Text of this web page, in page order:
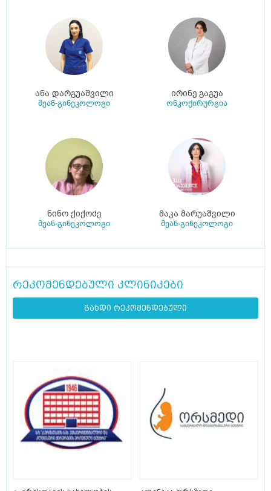
ანა დარგუაშვილი
მეან-გინეკოლოგი
ირინე გაგუა
ონკოქირურგია
ნინო ქიქოძე
მეან-გინეკოლოგი
მაკა მარუაშვილი
მეან-გინეკოლოგი
რეკომენდებული კლინიკები
გახდი რეკომენდებული